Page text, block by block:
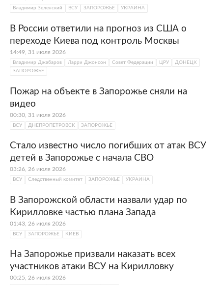
Владимир Зеленский ВСУ ЗАПОРОЖЬЕ УКРАИНА
В России ответили на прогноз из США о
переходе Киева под контроль Москвы
14:49, 31 июля 2026
Владимир Джабаров Ларри Джонсон Совет Федерации ЦРУ
ДОНЕЦК
ЗАПОРОЖЬЕ
Пожар на объекте в Запорожье сняли на
видео
00:30, 31 июля 2026
ВСУ ДНЕПРОПЕТРОВСК ЗАПОРОЖЬЕ
Стало известно число погибших от атак ВСУ
детей в Запорожье с начала СВО
03:26, 26 июля 2026
ВСУ Следственный комитет ЗАПОРОЖЬЕ УКРАИНА
В Запорожской области назвали удар по
Кирилловке частью плана Запада
01:43, 26 июля 2026
ВСУ ЗАПОРОЖЬЕ КИЕВ
На Запорожье призвали наказать всех
участников атаки ВСУ на Кирилловку
00:25, 26 июля 2026